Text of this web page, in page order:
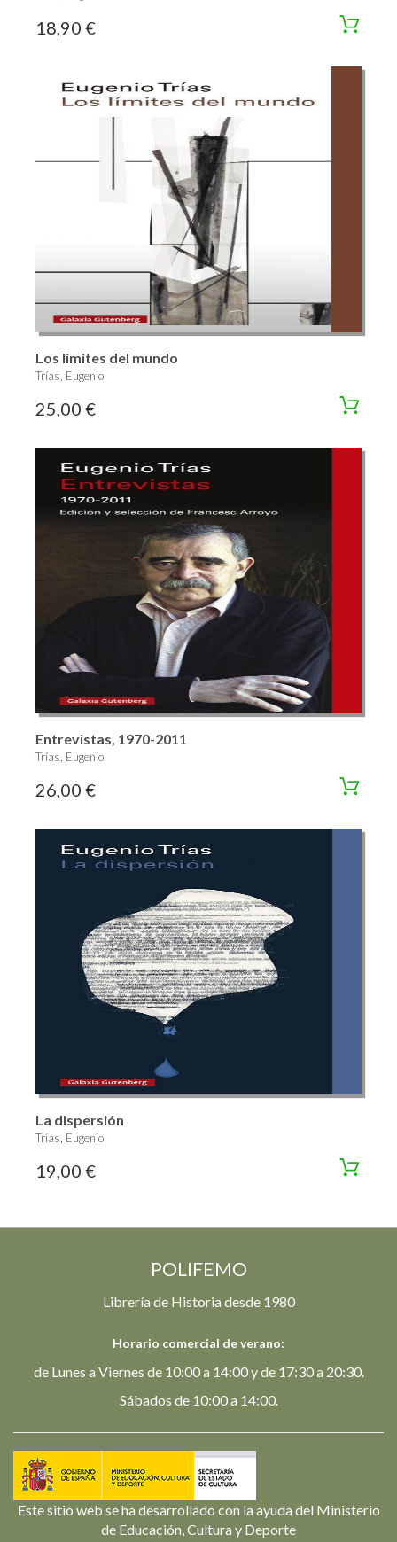
18,90 €
Los límites del mundo
Trías, Eugenio
25,00 €
Entrevistas, 1970-2011
Trías, Eugenio
26,00 €
La dispersión
Trías, Eugenio
19,00 €
POLIFEMO
Librería de Historia desde 1980
Horario comercial de verano:
de Lunes a Viernes de 10:00 a 14:00 y de 17:30 a 20:30.
Sábados de 10:00 a 14:00.
Este sitio web se ha desarrollado con la ayuda del Ministerio
de Educación, Cultura y Deporte